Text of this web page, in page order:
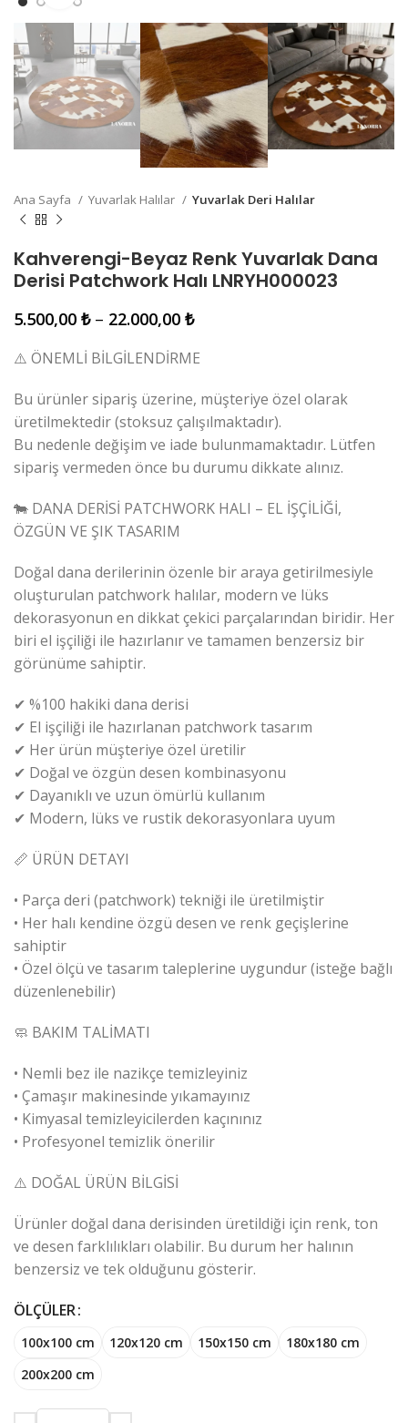
Ana Sayfa Yuvarlak Halılar Yuvarlak Deri Halılar
Kahverengi-Beyaz Renk Yuvarlak Dana
Derisi Patchwork Halı LNRYH000023
5.500,00 ₺ – 22.000,00 ₺
⚠️ ÖNEMLİ BİLGİLENDİRME
Bu ürünler sipariş üzerine, müşteriye özel olarak
üretilmektedir (stoksuz çalışılmaktadır).
Bu nedenle değişim ve iade bulunmamaktadır. Lütfen
sipariş vermeden önce bu durumu dikkate alınız.
🐄 DANA DERİSİ PATCHWORK HALI – EL İŞÇİLİĞİ,
ÖZGÜN VE ŞIK TASARIM
Doğal dana derilerinin özenle bir araya getirilmesiyle
oluşturulan patchwork halılar, modern ve lüks
dekorasyonun en dikkat çekici parçalarından biridir. Her
biri el işçiliği ile hazırlanır ve tamamen benzersiz bir
görünüme sahiptir.
✔ %100 hakiki dana derisi
✔ El işçiliği ile hazırlanan patchwork tasarım
✔ Her ürün müşteriye özel üretilir
✔ Doğal ve özgün desen kombinasyonu
✔ Dayanıklı ve uzun ömürlü kullanım
✔ Modern, lüks ve rustik dekorasyonlara uyum
📏 ÜRÜN DETAYI
• Parça deri (patchwork) tekniği ile üretilmiştir
• Her halı kendine özgü desen ve renk geçişlerine
sahiptir
• Özel ölçü ve tasarım taleplerine uygundur (isteğe bağlı
düzenlenebilir)
🧼 BAKIM TALİMATI
• Nemli bez ile nazikçe temizleyiniz
• Çamaşır makinesinde yıkamayınız
• Kimyasal temizleyicilerden kaçınınız
• Profesyonel temizlik önerilir
⚠️ DOĞAL ÜRÜN BİLGİSİ
Ürünler doğal dana derisinden üretildiği için renk, ton
ve desen farklılıkları olabilir. Bu durum her halının
benzersiz ve tek olduğunu gösterir.
ÖLÇÜLER
100x100 cm 120x120 cm 150x150 cm
180x180 cm
200x200 cm